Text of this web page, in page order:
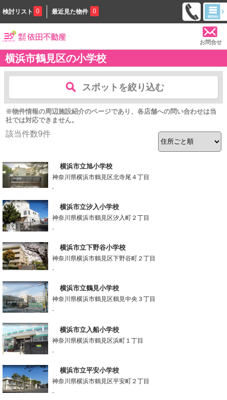
検討リスト 0 最近見た物件 0
お問合せ
横浜市鶴見区の小学校
スポットを絞り込む
※物件情報の周辺施設紹介のページであり、各店舗への問い合わせは当
社では対応できません。
該当件数9件
横浜市立旭小学校
神奈川県横浜市鶴見区北寺尾４丁目
-
横浜市立汐入小学校
神奈川県横浜市鶴見区汐入町２丁目
-
横浜市立下野谷小学校
神奈川県横浜市鶴見区下野谷町２丁目
-
横浜市立鶴見小学校
神奈川県横浜市鶴見区鶴見中央３丁目
-
横浜市立入船小学校
神奈川県横浜市鶴見区浜町１丁目
-
横浜市立平安小学校
神奈川県横浜市鶴見区平安町２丁目
-